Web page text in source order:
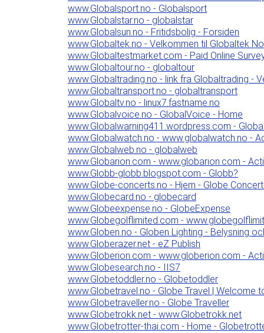
www.Globalsport.no - Globalsport
www.Globalstar.no - globalstar
www.Globalsun.no - Fritidsbolig - Forsiden
www.Globaltek.no - Velkommen til Globaltek
www.Globaltestmarket.com - Paid Online
www.Globaltour.no - globaltour
www.Globaltrading.no - link fra Globaltrading -
www.Globaltransport.no - globaltransport
www.Globaltv.no - linux7.fastname.no
www.Globalvoice.no - GlobalVoice - Home
www.Globalwarning411.wordpress.com -
www.Globalwatch.no - www.globalwatch.no -
www.Globalweb.no - globalweb
www.Globarion.com - www.globarion.com -
www.Globb-globb.blogspot.com - Globb?
www.Globe-concerts.no - Hjem - Globe
www.Globecard.no - globecard
www.Globeexpense.no - GlobeExpense
www.Globegolflimited.com -
www.Globen.no - Globen Lighting - Belysning
www.Globerazer.net - eZ Publish
www.Globerion.com - www.globerion.com -
www.Globesearch.no - IIS7
www.Globetoddler.no - Globetoddler
www.Globetravel.no - Globe Travel | Welcome
www.Globetraveller.no - Globe Traveller
www.Globetrokk.net - www.Globetrokk.net
www.Globetrotter-thai.com - Home -